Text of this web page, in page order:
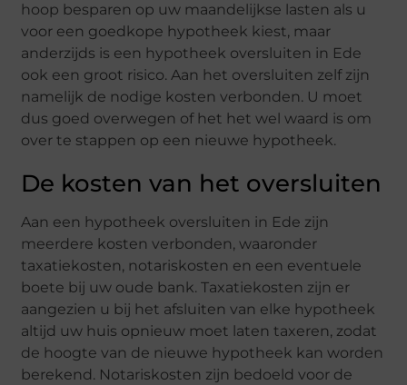
hoop besparen op uw maandelijkse lasten als u
voor een goedkope hypotheek kiest, maar
anderzijds is een hypotheek oversluiten in Ede
ook een groot risico. Aan het oversluiten zelf zijn
namelijk de nodige kosten verbonden. U moet
dus goed overwegen of het het wel waard is om
over te stappen op een nieuwe hypotheek.
De kosten van het oversluiten
Aan een hypotheek oversluiten in Ede zijn
meerdere kosten verbonden, waaronder
taxatiekosten, notariskosten en een eventuele
boete bij uw oude bank. Taxatiekosten zijn er
aangezien u bij het afsluiten van elke hypotheek
altijd uw huis opnieuw moet laten taxeren, zodat
de hoogte van de nieuwe hypotheek kan worden
berekend. Notariskosten zijn bedoeld voor de